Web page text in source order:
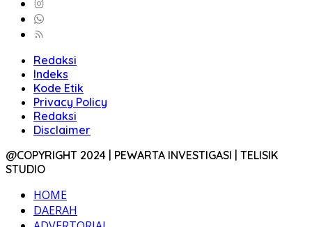
Redaksi
Indeks
Kode Etik
Privacy Policy
Redaksi
Disclaimer
@COPYRIGHT 2024 | PEWARTA INVESTIGASI | TELISIK
STUDIO
HOME
DAERAH